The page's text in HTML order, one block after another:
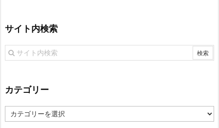
サイト内検索
カテゴリー
テ